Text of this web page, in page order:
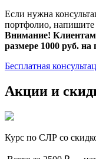
Если нужна
портфолио, напишите
Внимание! Клиентам
размере 1000 руб.
Бесплатная
Акции и
Курс по СЛР со